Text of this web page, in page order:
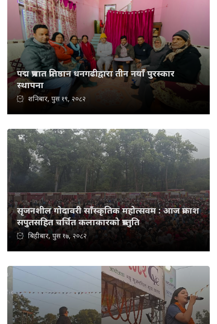
पद्म प्रभात प्रतिष्ठान धनगढीद्वारा तीन नयाँ पुरस्कार
स्थापना
शनिबार, पुस १९, २०८२
सृजनशील गोदावरी साँस्कृतिक महोत्सवम : आज प्रकाश
सपुतसहित चर्चित कलाकारको प्रस्तुति
बिहीबार, पुस १७, २०८२